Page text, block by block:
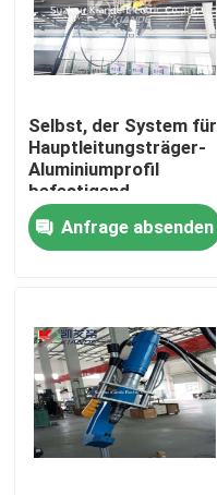
Haus
Über uns
Fabrik-Ausflug
Selbst, der System für
Hauptleitungsträger-
Aluminiumprofil
befestigend
durchbohrt
Anfrage absenden